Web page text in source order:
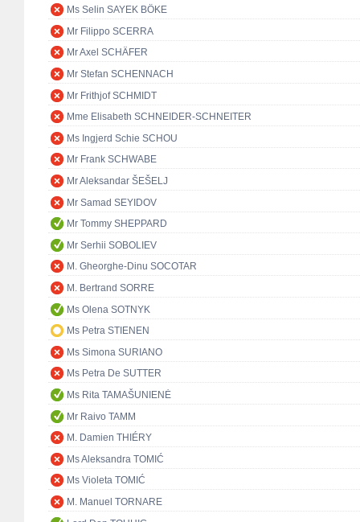
Ms Selin SAYEK BÖKE
Mr Filippo SCERRA
Mr Axel SCHÄFER
Mr Stefan SCHENNACH
Mr Frithjof SCHMIDT
Mme Elisabeth SCHNEIDER-SCHNEITER
Ms Ingjerd Schie SCHOU
Mr Frank SCHWABE
Mr Aleksandar ŠEŠELJ
Mr Samad SEYIDOV
Mr Tommy SHEPPARD
Mr Serhii SOBOLIEV
M. Gheorghe-Dinu SOCOTAR
M. Bertrand SORRE
Ms Olena SOTNYK
Ms Petra STIENEN
Ms Simona SURIANO
Ms Petra De SUTTER
Ms Rita TAMAŠUNIENĖ
Mr Raivo TAMM
M. Damien THIÉRY
Ms Aleksandra TOMIĆ
Ms Violeta TOMIĆ
M. Manuel TORNARE